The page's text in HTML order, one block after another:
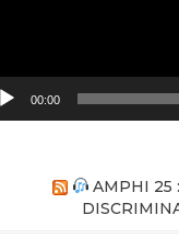
00:00
AMPHI 25